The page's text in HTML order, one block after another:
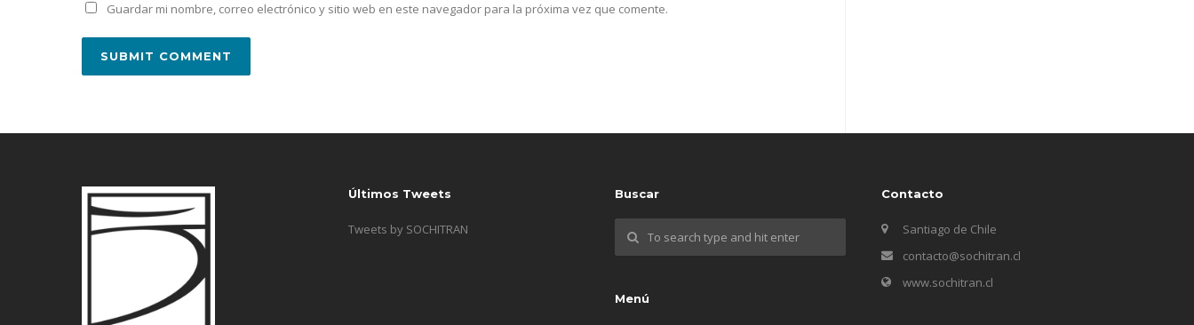
Guardar mi nombre, correo electrónico y sitio web en este navegador para la próxima vez que comente.
Últimos Tweets
Tweets by SOCHITRAN
Buscar
Menú
Contacto
Santiago de Chile
contacto@sochitran.cl
www.sochitran.cl